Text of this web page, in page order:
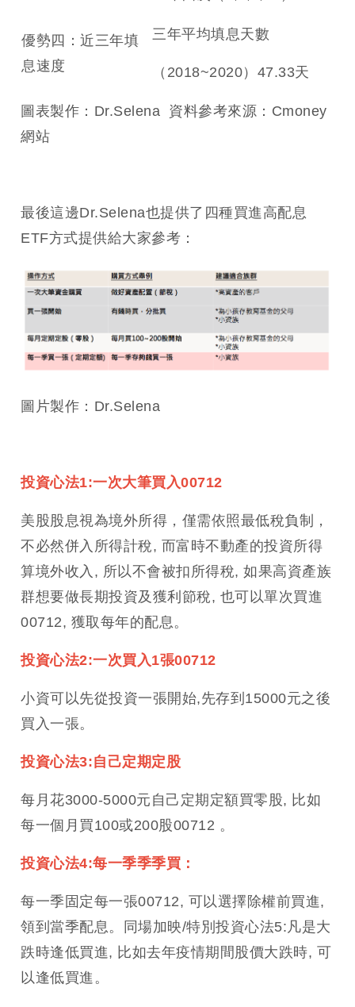
優勢四：近三年填
息速度
三年平均填息天數
（2018~2020）47.33天
圖表製作：Dr.Selena 資料參考來源：Cmoney
網站
最後這邊Dr.Selena也提供了四種買進高配息
ETF方式提供給大家參考：
圖片製作：Dr.Selena
投資心法1:一次大筆買入00712
美股股息視為境外所得，僅需依照最低稅負制，
不必然併入所得計稅, 而富時不動產的投資所得
算境外收入, 所以不會被扣所得稅, 如果高資產族
群想要做長期投資及獲利節稅, 也可以單次買進
00712, 獲取每年的配息。
投資心法2:一次買入1張00712
小資可以先從投資一張開始,先存到15000元之後
買入一張。
投資心法3:自己定期定股
每月花3000-5000元自己定期定額買零股, 比如
每一個月買100或200股00712 。
投資心法4:每一季季季買：
每一季固定每一張00712, 可以選擇除權前買進,
領到當季配息。同場加映/特別投資心法5:凡是大
跌時逢低買進, 比如去年疫情期間股價大跌時, 可
以逢低買進。